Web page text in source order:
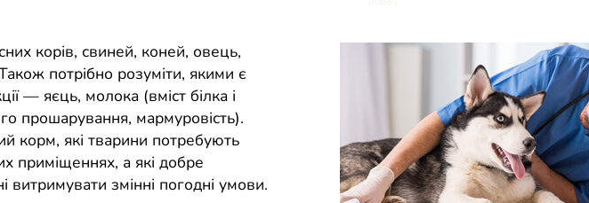
корів, свиней, коней, овець,
потрібно розуміти, якими є
— яєць, молока (вміст білка і
прошарування, мармуровість).
корм, які тварини потребують
приміщеннях, а які добре
витримувати змінні погодні умови.